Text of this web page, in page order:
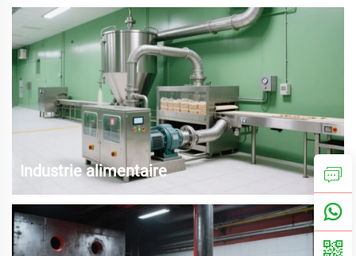
Industrie alimentaire